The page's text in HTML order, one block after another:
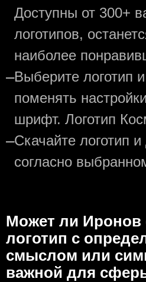
Доступны от 300+
логотипов,
наиболее
—Выберите логотип
поменять
шрифт. Логотип
—Скачайте логотип и
согласно
Может ли Иронов
логотип с
смыслом или
важной для